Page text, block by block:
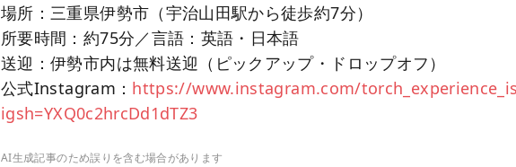
場所：三重県伊勢市（宇治山田駅から徒歩約7分）
所要時間：約75分／言語：英語・日本語
送迎：伊勢市内は無料送迎（ピックアップ・ドロップオフ）
公式Instagram： https://www.instagram.com/
igsh=YXQ0c2hrcDd1dTZ3
AI生成記事のため誤りを含む場合があります